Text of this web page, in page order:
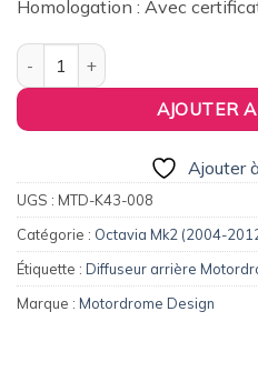
initial
Homologation : Avec
quantité de Diffuseur arrière
AJOUTER
Ajouter
UGS : MTD-K43-008
Catégorie : Octavia Mk2 (2004-
Étiquette : Diffuseur arrière
Marque : Motordrome Design